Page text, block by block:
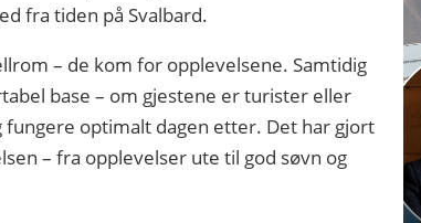
fra tiden på Svalbard.
– de kom for opplevelsene. Samtidig
base – om gjestene er turister eller
optimalt dagen etter. Det har gjort
– fra opplevelser ute til god søvn og